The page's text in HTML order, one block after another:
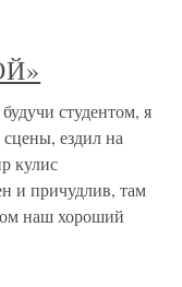
студентом, я
ездил на
кулис
и причудлив, там
наш хороший